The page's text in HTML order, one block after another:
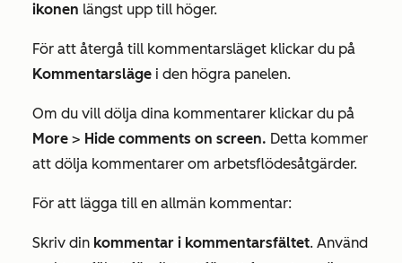
ikonen längst upp till höger.
För att återgå till kommentarsläget klickar du på
Kommentarsläge i den högra panelen.
Om du vill dölja dina kommentarer klickar du på
More > Hide comments on screen. Detta kommer
att dölja kommentarer om arbetsflödesåtgärder.
För att lägga till en allmän kommentar:
Skriv din kommentar i kommentarsfältet. Använd